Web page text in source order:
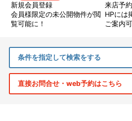
新規会員登録
会員様限定の未公開物件が閲
覧可能に！
来店予約
HPには
ご案内
条件を指定して検索をする
直接お問合せ・web予約はこちら